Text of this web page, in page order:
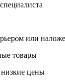
или
товары
цены